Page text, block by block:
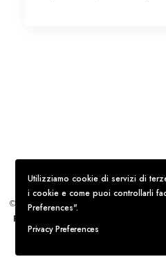
© Ingrid Mattiazzi –
Privacy Policy
Utilizziamo cookie di servizi di
i cookie e come puoi controllarli
Preferences".
Privacy Preferences